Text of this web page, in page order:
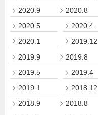
2020.9
2020.8
2020.5
2020.4
2020.1
2019.12
2019.9
2019.8
2019.5
2019.4
2019.1
2018.12
2018.9
2018.8